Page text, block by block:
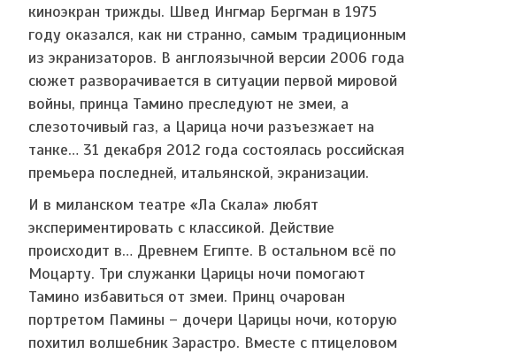
киноэкран трижды. Швед Ингмар Бергман в 1975
году оказался, как ни странно, самым традиционным
из экранизаторов. В англоязычной версии 2006 года
сюжет разворачивается в ситуации первой мировой
войны, принца Тамино преследуют не змеи, а
слезоточивый газ, а Царица ночи разъезжает на
танке… 31 декабря 2012 года состоялась российская
премьера последней, итальянской, экранизации.
И в миланском театре «Ла Скала» любят
экспериментировать с классикой. Действие
происходит в… Древнем Египте. В остальном всё по
Моцарту. Три служанки Царицы ночи помогают
Тамино избавиться от змеи. Принц очарован
портретом Памины – дочери Царицы ночи, которую
похитил волшебник Зарастро. Вместе с птицеловом